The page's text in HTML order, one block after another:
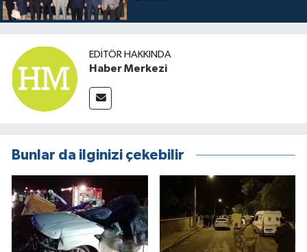
EDITÖR HAKKINDA
Haber Merkezi
Bunlar da ilginizi çekebilir